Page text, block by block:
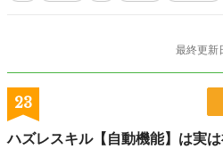
最終更新
23
ハズレスキル【自動機能】は実